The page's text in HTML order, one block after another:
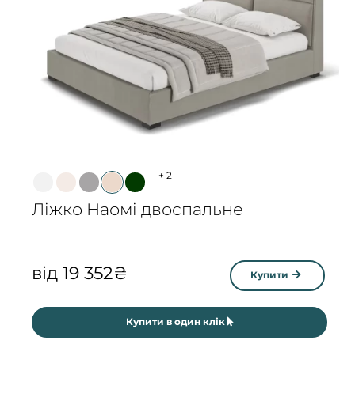
+ 2
Ліжко Наомі двоспальне
від 19 352₴ Купити
Купити в один клік